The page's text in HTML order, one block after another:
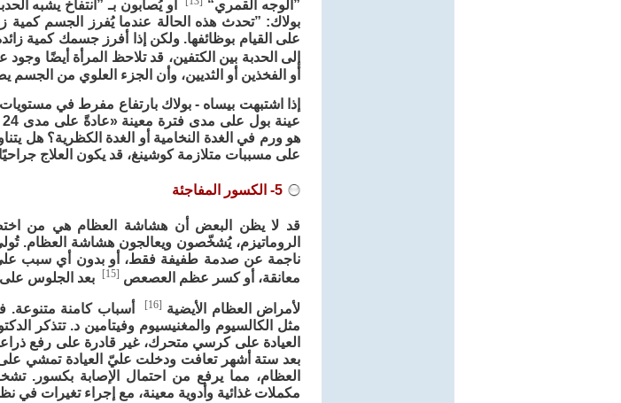
”الوجه القمري“
أو يُصابون بـ ”انتفاخ يشبه
بولاك: ”تحدث هذه الحالة عندما يُفرز الجسم كمية
على القيام بوظائفها. ولكن إذا أفرز جسمك كمية
إلى الحدبة بين الكتفين، قد تلاحظ المرأة أيضًا
أو الفخذين أو الثديين، وأن الجزء العلوي من الجسم
إذا اشتبهت بيساه - بولاك بارتفاع مفرط في
هو ورم في الغدة النخامية أو الغدة الكظرية؟ هل
على مسببات متلازمة كوشينغ، قد يكون العلاج
5- الكسور المفاجئة
قد لا يظن البعض أن هشاشة العظام هي من
الروماتيزم، يُشخّصون ويعالجون هشاشة العظام.
ناجمة عن صدمة طفيفة فقط، أو بدون أي سبب
معانقة، أو كسر عظم العصعص [15] بعد الجلوس على
لأمراض العظام الأيضية [16]
أسباب كامنة متنوعة.
العيادة على كرسي متحرك، غير قادرة على رفع
بعد ستة أشهر تعافت ودخلت عليّ العيادة تمشي
العظام، مما يرفع من احتمال الإصابة بكسور.
مكملات غذائية وأدوية معينة، مع إجراء تغيرات في